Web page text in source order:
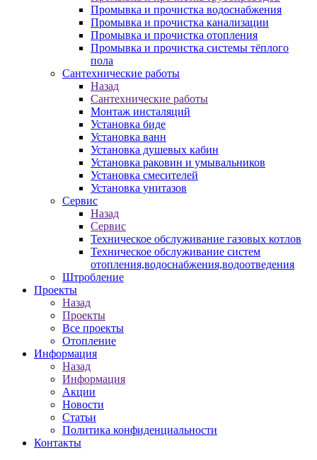
Промывка и прочистка водоснабжения
Промывка и прочистка канализации
Промывка и прочистка отопления
Промывка и прочистка системы тёплого
пола
Сантехнические работы
Назад
Сантехнические работы
Монтаж инсталяций
Установка биде
Установка ванн
Установка душевых кабин
Установка раковин и умывальников
Установка смесителей
Установка унитазов
Сервис
Назад
Сервис
Техническое обслуживание газовых котлов
Техническое обслуживание систем
отопления,водоснабжения,водоотведения
Штробление
Проекты
Назад
Проекты
Все проекты
Отопление
Информация
Назад
Информация
Акции
Новости
Статьи
Политика конфиденциальности
Контакты